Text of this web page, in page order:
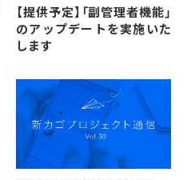
【提供予定】「副管理者機能」
のアップデートを実施いた
します